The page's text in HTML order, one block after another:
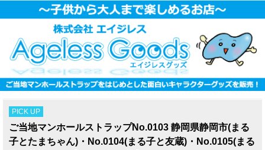
PICK UP
ご当地マンホールストラップNo.0103 静岡県静岡市(まる
子とたまちゃん)・No.0104(まる子と友蔵)・No.0105(まる